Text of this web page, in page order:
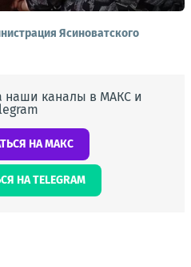
Ясиноватского
наши каналы в МАКС и
НА МАКС
НА TELEGRAM